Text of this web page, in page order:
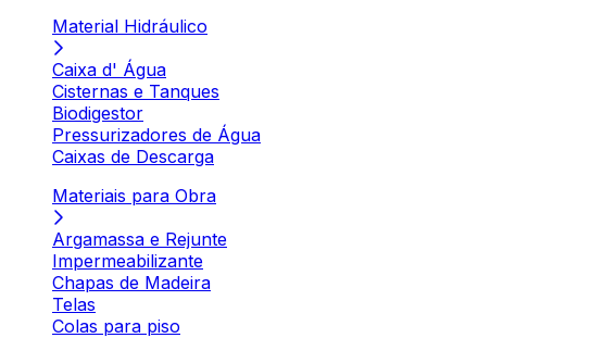
Material Hidráulico
Caixa d' Água
Cisternas e Tanques
Biodigestor
Pressurizadores de Água
Caixas de Descarga
Materiais para Obra
Argamassa e Rejunte
Impermeabilizante
Chapas de Madeira
Telas
Colas para piso